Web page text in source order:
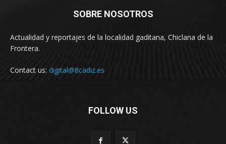
SOBRE NOSOTROS
Actualidad y reportajes de la localidad gaditana, Chiclana de la
Frontera.
Contact us: digital@8cadiz.es
FOLLOW US